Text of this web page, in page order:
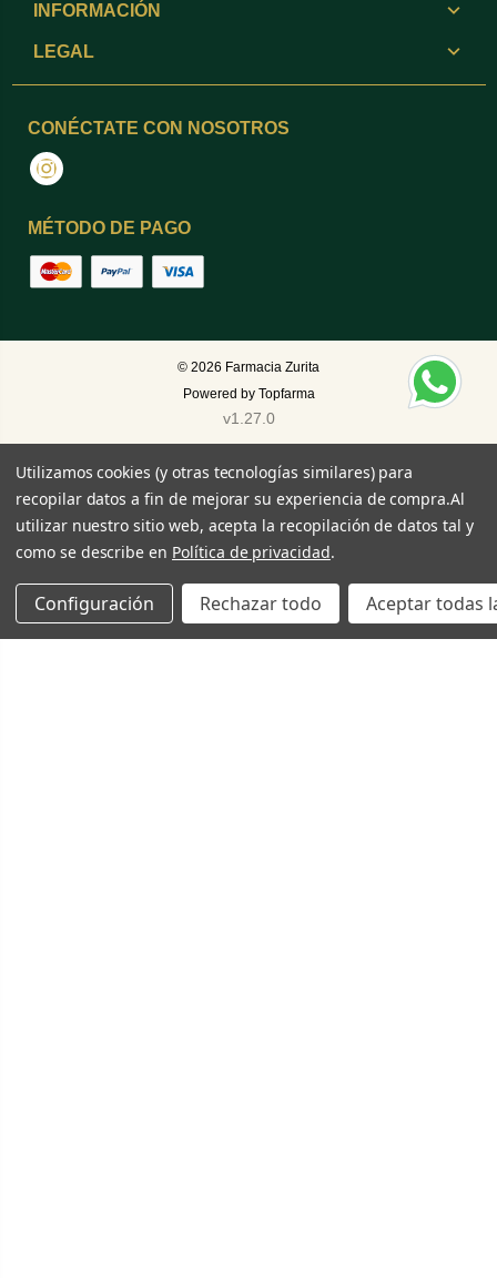
INFORMACIÓN
LEGAL
CONÉCTATE CON NOSOTROS
Instagram
MÉTODO DE PAGO
© 2026 Farmacia Zurita
Powered by Topfarma
v1.27.0
Utilizamos cookies (y otras tecnologías similares) para
recopilar datos a fin de mejorar su experiencia de compra.Al
utilizar nuestro sitio web, acepta la recopilación de datos tal y
como se describe en Política de privacidad.
Configuración Rechazar todo Aceptar todas